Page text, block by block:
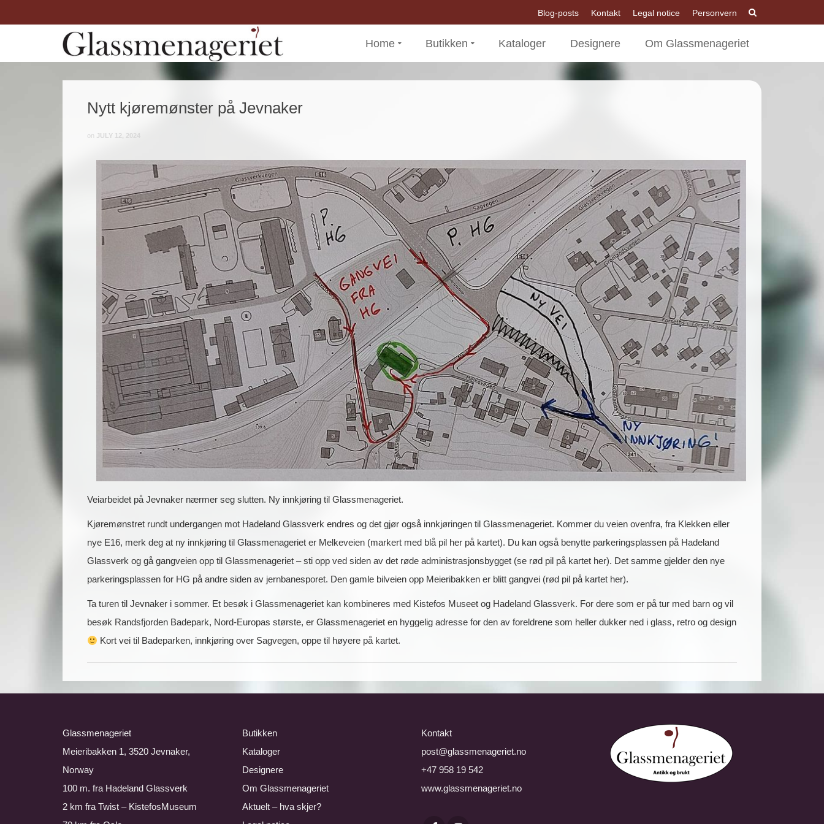
Blog-posts Kontakt Legal notice Personvern
Home Butikken Kataloger Designere Om Glassmenageriet
Nytt kjøremønster på Jevnaker
on JULY 12, 2024
Veiarbeidet på Jevnaker nærmer seg slutten. Ny innkjøring til Glassmenageriet.
Kjøremønstret rundt undergangen mot Hadeland Glassverk endres og det gjør også innkjøringen til Glassmenageriet. Kommer du veien ovenfra, fra Klekken eller
nye E16, merk deg at ny innkjøring til Glassmenageriet er Melkeveien (markert med blå pil her på kartet). Du kan også benytte parkeringsplassen på Hadeland
Glassverk og gå gangveien opp til Glassmenageriet – sti opp ved siden av det røde administrasjonsbygget (se rød pil på kartet her). Det samme gjelder den nye
parkeringsplassen for HG på andre siden av jernbanesporet. Den gamle bilveien opp Meieribakken er blitt gangvei (rød pil på kartet her).
Ta turen til Jevnaker i sommer. Et besøk i Glassmenageriet kan kombineres med Kistefos Museet og Hadeland Glassverk. For dere som er på tur med barn og vil
besøk Randsfjorden Badepark, Nord-Europas største, er Glassmenageriet en hyggelig adresse for den av foreldrene som heller dukker ned i glass, retro og design
Kort vei til Badeparken, innkjøring over Sagvegen, oppe til høyere på kartet.
Glassmenageriet
Meieribakken 1, 3520 Jevnaker,
Norway
100 m. fra Hadeland Glassverk
2 km fra Twist – KistefosMuseum
Butikken
Kataloger
Designere
Om Glassmenageriet
Aktuelt – hva skjer?
Kontakt
post@glassmenageriet.no
+47 958 19 542
www.glassmenageriet.no